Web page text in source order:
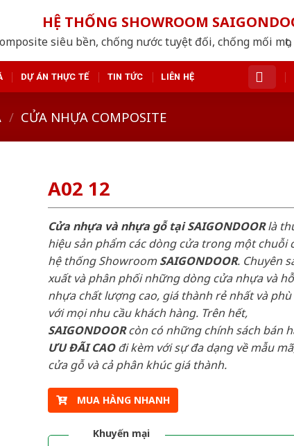
HỆ THỐNG SHOWROOM
siêu bền, chống nước tuyệt đối, chống mối
DỰ ÁN THỰC TẾ TIN TỨC LIÊN HỆ
/ CỬA NHỰA COMPOSITE
A02 12
Cửa nhựa và nhựa gỗ tại SAIGONDOORlà
hiệu sản phẩm các dòng cửa trong một chuỗi
hệ thống ShowroomSAIGONDOOR. Chuyên
xuất và phân phối những dòng cửa nhựa và
nhựa chất lượng cao, giá thành rẻ nhất và
với mọi nhu cầu khách hàng. Trên hết,
SAIGONDOORcòn có những chính sách bán
ƯU ĐÃI CAOđi kèm với sự đa dạng về mẫu
cửa gỗ và cả phân khúc giá thành.
MUA HÀNG NHANH
Khuyến mại